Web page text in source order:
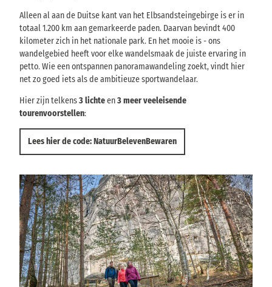
Alleen al aan de Duitse kant van het Elbsandsteingebirge is er in
totaal 1.200 km aan gemarkeerde paden. Daarvan bevindt 400
kilometer zich in het nationale park. En het mooie is - ons
wandelgebied heeft voor elke wandelsmaak de juiste ervaring in
petto. Wie een ontspannen panoramawandeling zoekt, vindt hier
net zo goed iets als de ambitieuze sportwandelaar.
Hier zijn telkens3 lichteen3 meer veeleisende
tourenvoorstellen:
Lees hier de code: NatuurBelevenBewaren